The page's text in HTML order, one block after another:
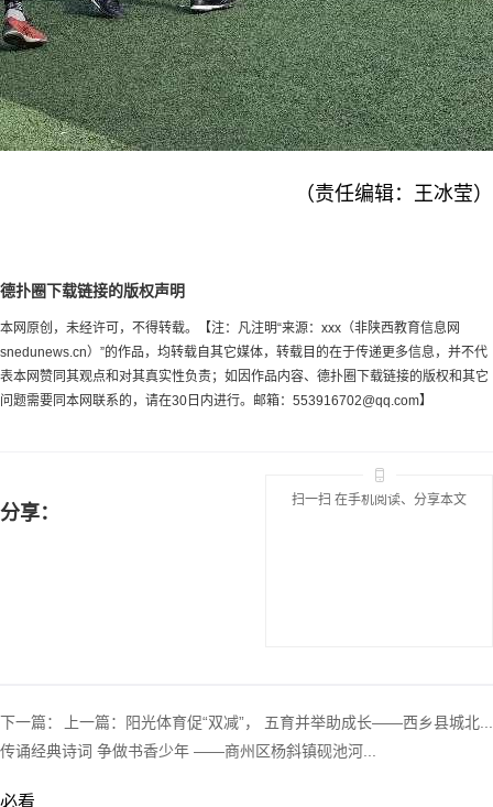
（责任编辑：王冰莹）
德扑圈下载链接的版权声明
本网原创，未经许可，不得转载。【注：凡注明“来源：xxx（非陕西教育信息网
snedunews.cn）”的作品，均转载自其它媒体，转载目的在于传递更多信息，并不代
表本网赞同其观点和对其真实性负责；如因作品内容、德扑圈下载链接的版权和其它
问题需要同本网联系的，请在30日内进行。邮箱： 553916702@qq.com】
分享：
扫一扫 在手机阅读、分享本文
上一篇： 阳光体育促“双减”， 五育并举助成长——西乡县城北...
下一篇：
传诵经典诗词 争做书香少年 ——商州区杨斜镇砚池河...
必看